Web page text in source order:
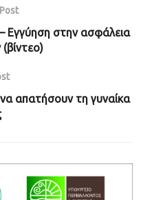
Εγγύηση στην ασφάλεια
να απατήσουν τη γυναίκα